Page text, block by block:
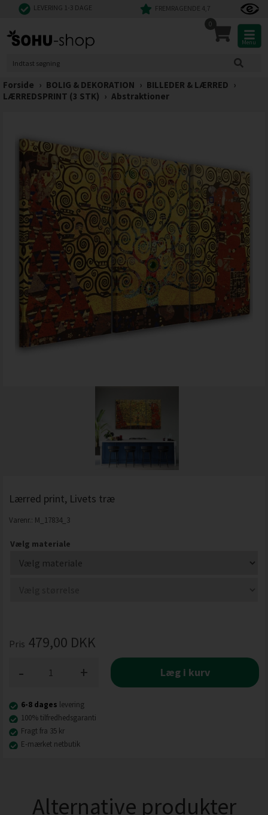
LEVERING 1-3 DAGE FREMRAGENDE 4,7
0
Menu
Forside › BOLIG & DEKORATION › BILLEDER & LÆRRED ›
LÆRREDSPRINT (3 STK) › Abstraktioner
Lærred print, Livets træ
Varenr.: M_17834_3
Vælg materiale
Pris 479,00 DKK
+
- Læg i kurv
6-8 dages levering
100% tilfredhedsgaranti
Fragt fra 35 kr
E-mærket netbutik
Alternative produkter